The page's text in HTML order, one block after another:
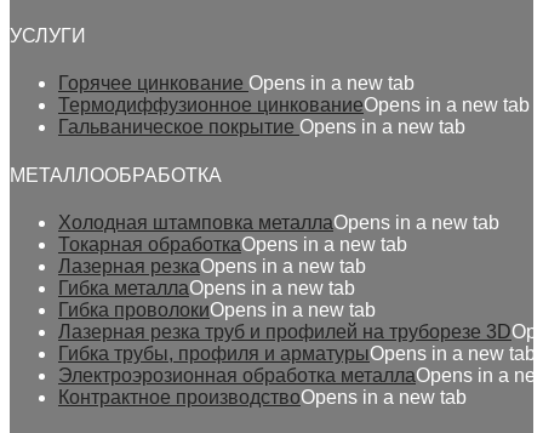
УСЛУГИ
Горячее цинкование Opens in a new tab
Термодиффузионное цинкованиеOpens in a new tab
Гальваническое покрытие Opens in a new tab
МЕТАЛЛООБРАБОТКА
Холодная штамповка металлаOpens in a new tab
Токарная обработкаOpens in a new tab
Лазерная резкаOpens in a new tab
Гибка металлаOpens in a new tab
Гибка проволокиOpens in a new tab
Лазерная резка труб и профилей на труборезе 3D
Гибка трубы, профиля и арматурыOpens in a new tab
Электроэрозионная обработка металлаOpens in a
Контрактное производствоOpens in a new tab